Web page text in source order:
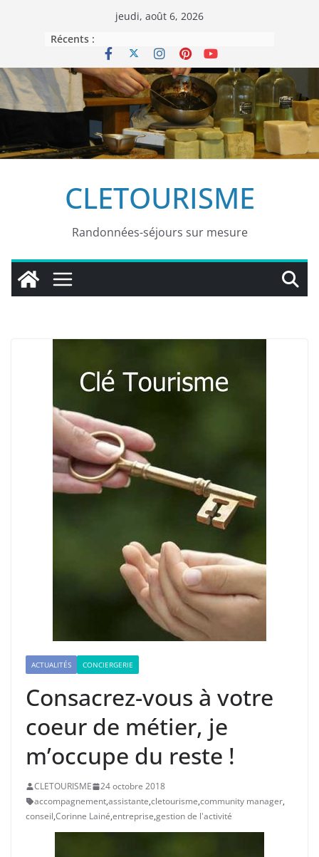
jeudi, août 6, 2026
Récents :
CLETOURISME
Randonnées-séjours sur mesure
ACTUALITÉS CONCIERGERIE
Consacrez-vous à votre
coeur de métier, je
m’occupe du reste !
CLETOURISME
24 octobre 2018
accompagnement,assistante,cletourisme,community manager,
conseil,Corinne Lainé,entreprise,gestion de l'activité